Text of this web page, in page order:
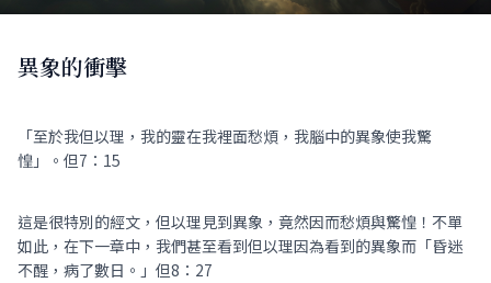
異象的衝擊
「至於我但以理，我的靈在我裡面愁煩，我腦中的異象使我驚
惶」。但7：15
這是很特別的經文，但以理見到異象，竟然因而愁煩與驚惶！不單
如此，在下一章中，我們甚至看到但以理因為看到的異象而「昏迷
不醒，病了數日。」但8：27